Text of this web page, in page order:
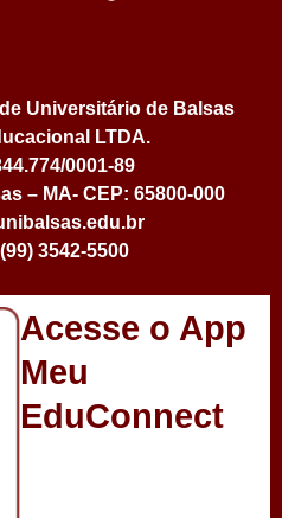
Universitário de Balsas
LTDA.
0001-89
– MA- CEP: 65800-000
3542-5500
Acesse o App
Meu
EduConnect